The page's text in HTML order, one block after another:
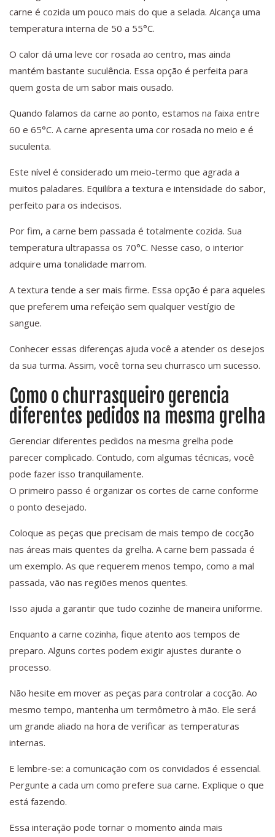
carne é cozida um pouco mais do que a selada. Alcança uma
temperatura interna de 50 a 55°C.
O calor dá uma leve cor rosada ao centro, mas ainda
mantém bastante suculência. Essa opção é perfeita para
quem gosta de um sabor mais ousado.
Quando falamos da carne ao ponto, estamos na faixa entre
60 e 65°C. A carne apresenta uma cor rosada no meio e é
suculenta.
Este nível é considerado um meio-termo que agrada a
muitos paladares. Equilibra a textura e intensidade do sabor,
perfeito para os indecisos.
Por fim, a carne bem passada é totalmente cozida. Sua
temperatura ultrapassa os 70°C. Nesse caso, o interior
adquire uma tonalidade marrom.
A textura tende a ser mais firme. Essa opção é para aqueles
que preferem uma refeição sem qualquer vestígio de
sangue.
Conhecer essas diferenças ajuda você a atender os desejos
da sua turma. Assim, você torna seu churrasco um sucesso.
Como o churrasqueiro gerencia
diferentes pedidos na mesma grelha
Gerenciar diferentes pedidos na mesma grelha pode
parecer complicado. Contudo, com algumas técnicas, você
pode fazer isso tranquilamente.
O primeiro passo é organizar os cortes de carne conforme
o ponto desejado.
Coloque as peças que precisam de mais tempo de cocção
nas áreas mais quentes da grelha. A carne bem passada é
um exemplo. As que requerem menos tempo, como a mal
passada, vão nas regiões menos quentes.
Isso ajuda a garantir que tudo cozinhe de maneira uniforme.
Enquanto a carne cozinha, fique atento aos tempos de
preparo. Alguns cortes podem exigir ajustes durante o
processo.
Não hesite em mover as peças para controlar a cocção. Ao
mesmo tempo, mantenha um termômetro à mão. Ele será
um grande aliado na hora de verificar as temperaturas
internas.
E lembre-se: a comunicação com os convidados é essencial.
Pergunte a cada um como prefere sua carne. Explique o que
está fazendo.
Essa interação pode tornar o momento ainda mais